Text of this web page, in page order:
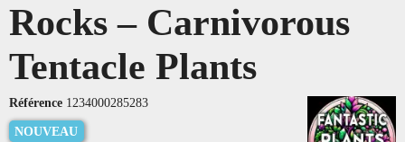
Rocks – Carnivorous
Tentacle Plants
Référence 1234000285283
NOUVEAU